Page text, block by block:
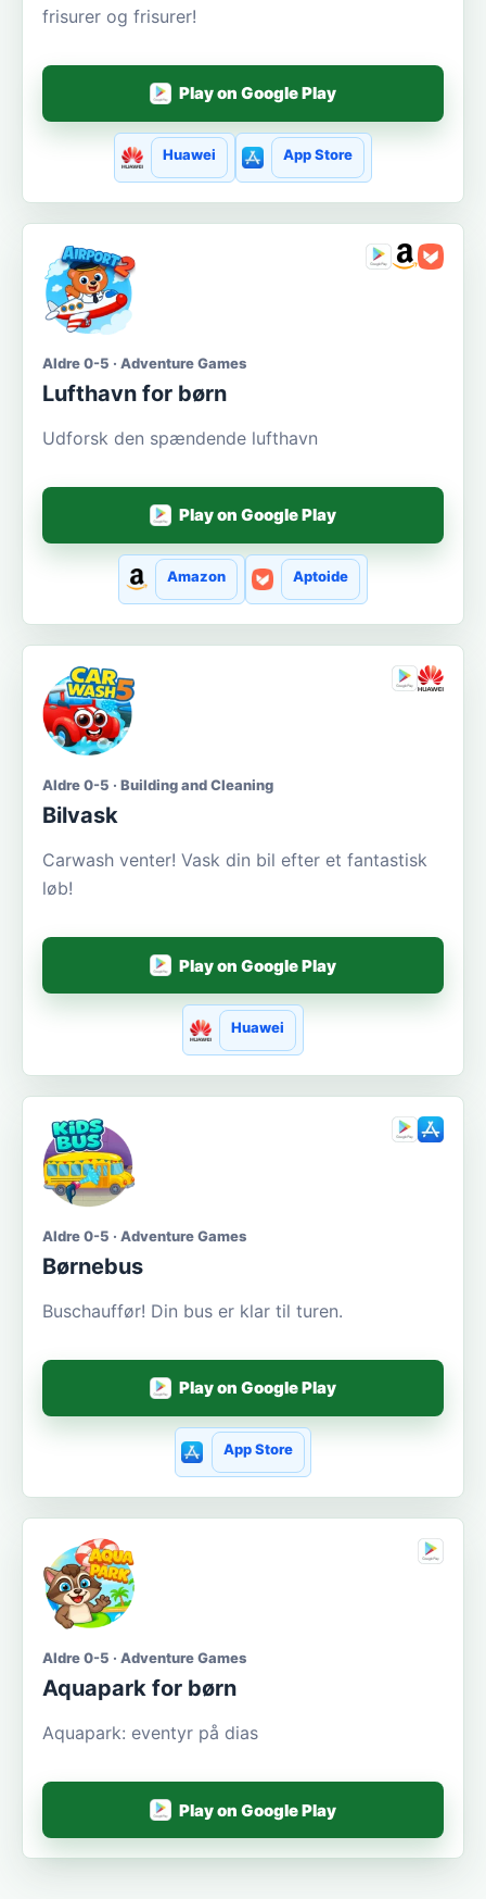
frisurer og frisurer!
Play on Google Play
Huawei App Store
Aldre 0-5 · Adventure Games
Lufthavn for børn
Udforsk den spændende lufthavn
Play on Google Play
Amazon Aptoide
Aldre 0-5 · Building and Cleaning
Bilvask
Carwash venter! Vask din bil efter et fantastisk
løb!
Play on Google Play
Huawei
Aldre 0-5 · Adventure Games
Børnebus
Buschauffør! Din bus er klar til turen.
Play on Google Play
App Store
Aldre 0-5 · Adventure Games
Aquapark for børn
Aquapark: eventyr på dias
Play on Google Play